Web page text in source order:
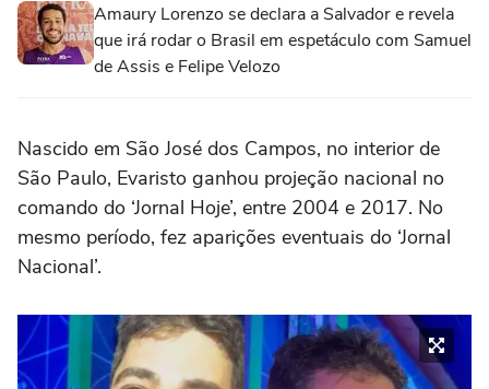
Amaury Lorenzo se declara a Salvador e revela
que irá rodar o Brasil em espetáculo com Samuel
de Assis e Felipe Velozo
Nascido em São José dos Campos, no interior de
São Paulo, Evaristo ganhou projeção nacional no
comando do ‘Jornal Hoje’, entre 2004 e 2017. No
mesmo período, fez aparições eventuais do ‘Jornal
Nacional’.